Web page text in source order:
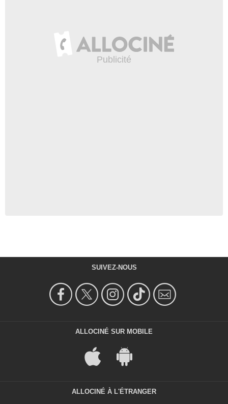
SUIVEZ-NOUS
ALLOCINÉ SUR MOBILE
ALLOCINÉ À L'ÉTRANGER